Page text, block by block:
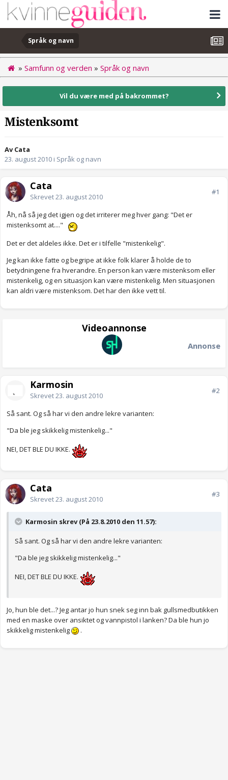
Språk og navn
» Samfunn og verden » Språk og navn
Vil du være med på bakrommet?
Mistenksomt
Av Cata
23. august 2010 i Språk og navn
Cata
Skrevet23. august 2010
#1
Åh, nå så jeg det igjen og det irriterer meg hver gang: "Det er
mistenksomt at...."
Det er det aldeles ikke. Det er i tilfelle "mistenkelig".
Jeg kan ikke fatte og begripe at ikke folk klarer å holde de to
betydningene fra hverandre. En person kan være mistenksom eller
mistenkelig, og en situasjon kan være mistenkelig. Men situasjonen
kan aldri være mistenksom. Det har den ikke vett til.
Videoannonse
Annonse
Karmosin
Skrevet23. august 2010
#2
Så sant. Og så har vi den andre lekre varianten:
"Da ble jeg skikkelig mistenkelig..."
NEI, DET BLE DU IKKE.
Cata
Skrevet23. august 2010
#3
Karmosin skrev (På 23.8.2010 den 11.57):
Så sant. Og så har vi den andre lekre varianten:
"Da ble jeg skikkelig mistenkelig..."
NEI, DET BLE DU IKKE.
Jo, hun ble det...? Jeg antar jo hun snek seg inn bak gullsmedbutikken
med en maske over ansiktet og vannpistol i lanken? Da ble hun jo
skikkelig mistenkelig
.